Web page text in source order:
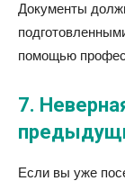
Документы
помощью
7.
Если вы уже